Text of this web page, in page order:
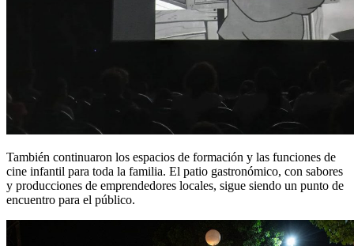
También continuaron los espacios de formación y las funciones de
cine infantil para toda la familia. El patio gastronómico, con sabores
y producciones de emprendedores locales, sigue siendo un punto de
encuentro para el público.